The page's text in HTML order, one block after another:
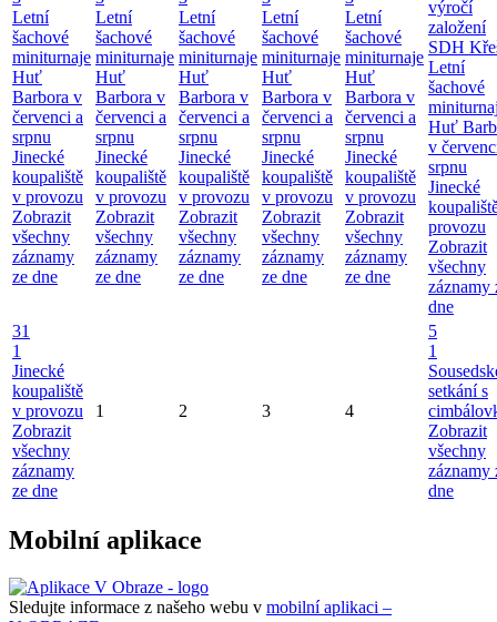
Letní
šachové
miniturnaje
Huť
Barbora v
červenci a
srpnu
Jinecké
koupaliště
v provozu
Zobrazit
všechny
záznamy
ze dne
Letní
šachové
miniturnaje
Huť
Barbora v
červenci a
srpnu
Jinecké
koupaliště
v provozu
Zobrazit
všechny
záznamy
ze dne
Letní
šachové
miniturnaje
Huť
Barbora v
červenci a
srpnu
Jinecké
koupaliště
v provozu
Zobrazit
všechny
záznamy
ze dne
Letní
šachové
miniturnaje
Huť
Barbora v
červenci a
srpnu
Jinecké
koupaliště
v provozu
Zobrazit
všechny
záznamy
ze dne
Letní
šachové
miniturnaje
Huť
Barbora v
červenci a
srpnu
Jinecké
koupaliště
v provozu
Zobrazit
všechny
záznamy
ze dne
výročí
založení
SDH
Letní
šachové
Huť
v
srpnu
Jinecké
provozu
Zobrazit
všechny
záznamy
dne
31
1
Jinecké
koupaliště
v provozu
Zobrazit
všechny
záznamy
ze dne
1 2 3 4
5
1
setkání s
Zobrazit
všechny
záznamy
dne
Mobilní aplikace
Sledujte informace z našeho webu v mobilní aplikaci –